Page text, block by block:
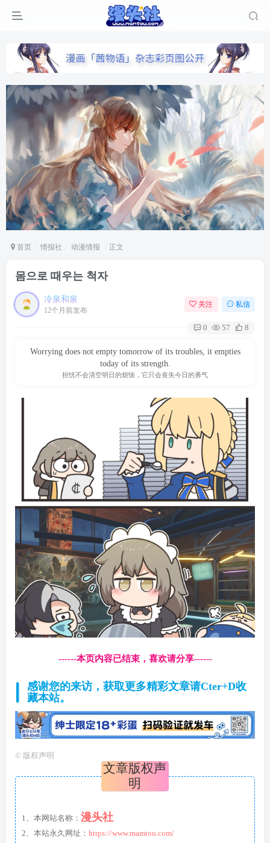
首页 情报社 动漫情报 正文
몸으로 때우는 척자
冷泉和泉
12个月前发布
关注 私信
0 57 8
Worrying does not empty tomorrow of its troubles, it empties
today of its strength.
担忧不会清空明日的烦恼，它只会丧失今日的勇气
------本页内容已结束，喜欢请分享------
感谢您的来访，获取更多精彩文章请Cter+D收
藏本站。
© 版权声明
文章版权声
明
1、本网站名称： 漫头社
2、本站永久网址： https://www.mamtou.com/